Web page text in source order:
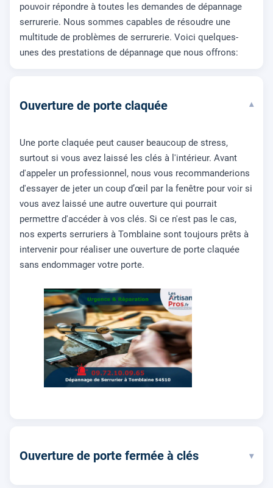
pouvoir répondre à toutes les demandes de dépannage
serrurerie. Nous sommes capables de résoudre une
multitude de problèmes de serrurerie. Voici quelques-
unes des prestations de dépannage que nous offrons:
Ouverture de porte claquée ▾
Une porte claquée peut causer beaucoup de stress,
surtout si vous avez laissé les clés à l'intérieur. Avant
d'appeler un professionnel, nous vous recommanderions
d'essayer de jeter un coup d’œil par la fenêtre pour voir si
vous avez laissé une autre ouverture qui pourrait
permettre d'accéder à vos clés. Si ce n'est pas le cas,
nos experts serruriers à Tomblaine sont toujours prêts à
intervenir pour réaliser une ouverture de porte claquée
sans endommager votre porte.
Ouverture de porte fermée à clés ▾